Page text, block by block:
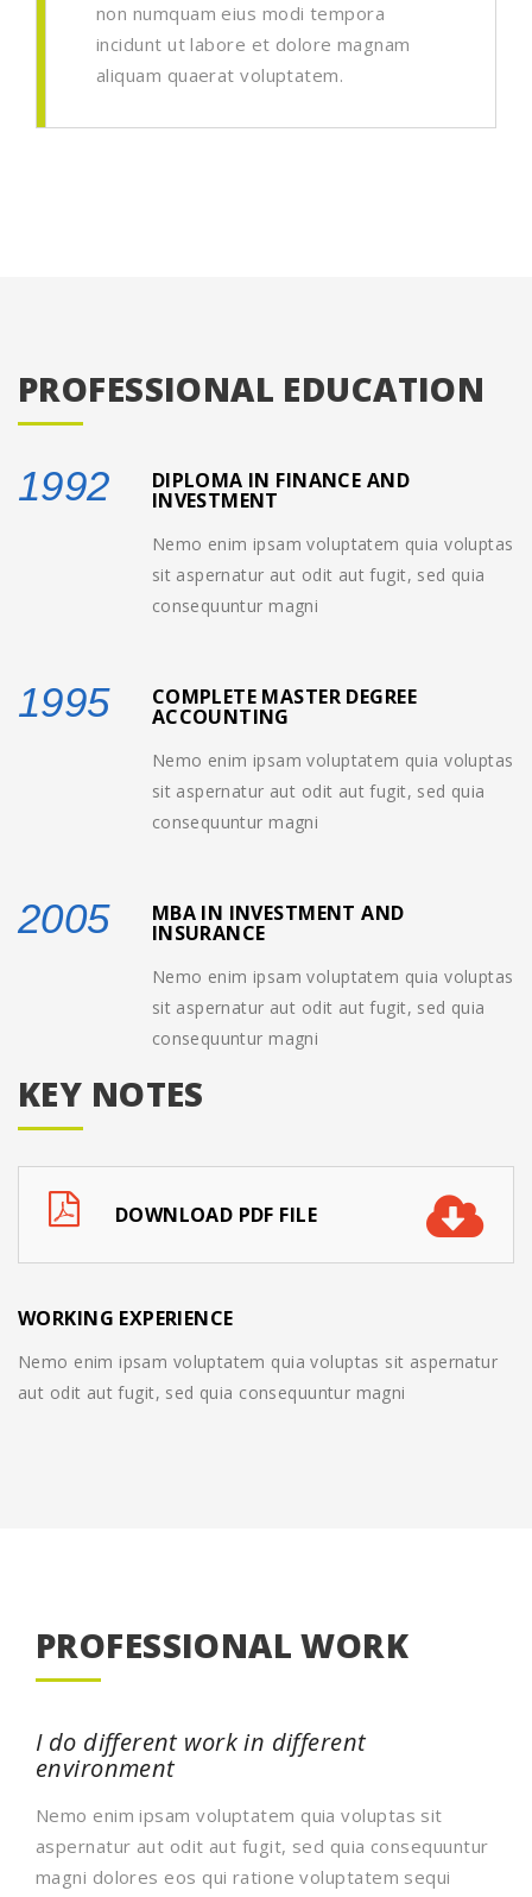
non numquam eius modi tempora
incidunt ut labore et dolore magnam
aliquam quaerat voluptatem.
PROFESSIONAL EDUCATION
1992 DIPLOMA IN FINANCE AND
INVESTMENT
Nemo enim ipsam voluptatem quia voluptas
sit aspernatur aut odit aut fugit, sed quia
consequuntur magni
1995 COMPLETE MASTER DEGREE
ACCOUNTING
Nemo enim ipsam voluptatem quia voluptas
sit aspernatur aut odit aut fugit, sed quia
consequuntur magni
2005 MBA IN INVESTMENT AND
INSURANCE
Nemo enim ipsam voluptatem quia voluptas
sit aspernatur aut odit aut fugit, sed quia
consequuntur magni
KEY NOTES
DOWNLOAD PDF FILE
WORKING EXPERIENCE
Nemo enim ipsam voluptatem quia voluptas sit aspernatur
aut odit aut fugit, sed quia consequuntur magni
PROFESSIONAL WORK
I do different work in different
environment
Nemo enim ipsam voluptatem quia voluptas sit
aspernatur aut odit aut fugit, sed quia consequuntur
magni dolores eos qui ratione voluptatem sequi